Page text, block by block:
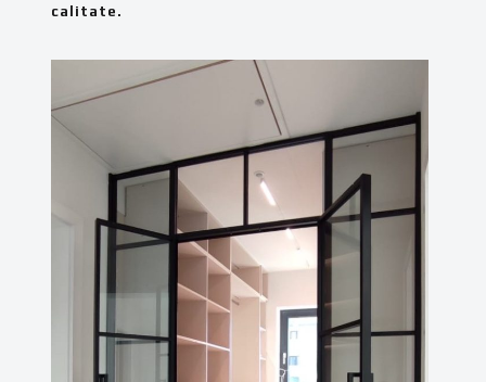
calitate.